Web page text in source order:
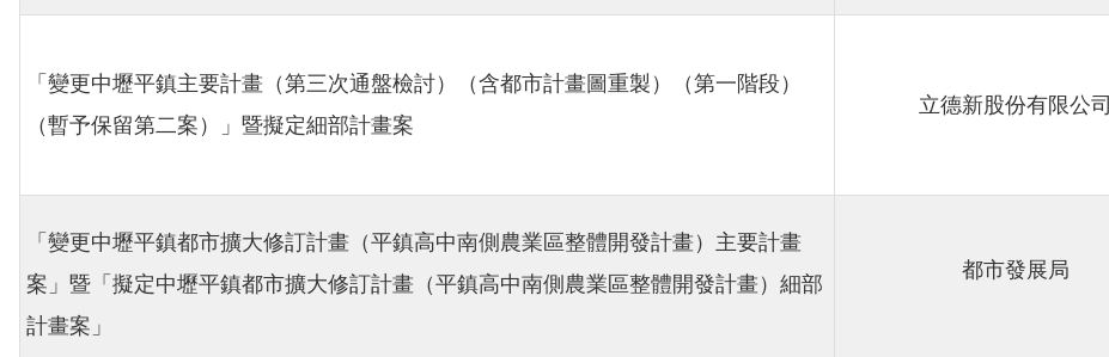
「變更中壢平鎮主要計畫（第三次通盤檢討）（含都市計畫圖重製）（第一階段）
（暫予保留第二案）」暨擬定細部計畫案
立德新股份有限公司
「變更中壢平鎮都市擴大修訂計畫（平鎮高中南側農業區整體開發計畫）主要計畫
案」暨「擬定中壢平鎮都市擴大修訂計畫（平鎮高中南側農業區整體開發計畫）細部
計畫案」
都市發展局